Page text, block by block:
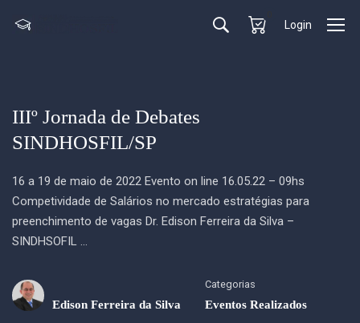
Login
IIIº Jornada de Debates
SINDHOSFIL/SP
16 a 19 de maio de 2022 Evento on line 16.05.22 – 09hs
Competividade de Salários no mercado estratégias para
preenchimento de vagas Dr. Edison Ferreira da Silva –
SINDHSOFIL …
Edison Ferreira da Silva
Categorias
Eventos Realizados